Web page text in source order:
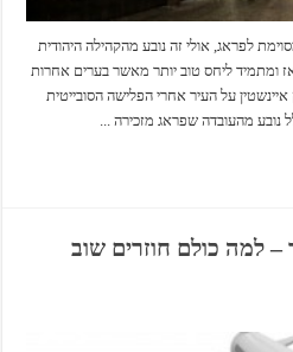
לפראג, אולי זה נובע מהקהילה היהודית
ומתמיד ליחס טוב יותר מאשר בערים אחרות
על העיר אחרי הפלישה הסובייטית
נובע מהעובדה שפראג מזכירה ...
– למה כולם חוזרים שוב